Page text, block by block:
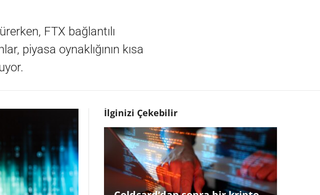
FTX bağlantılı
piyasa oynaklığının kısa
İlginizi Çekebilir